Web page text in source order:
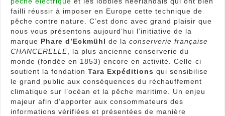
failli réussir à imposer en Europe cette technique de
pêche contre nature. C’est donc avec grand plaisir que
nous vous présentons aujourd’hui l’initiative de la
marque Phare d’Eckmühl de la conserverie française
CHANCERELLE , la plus ancienne conserverie du
monde (fondée en 1853) encore en activité. Celle-ci
soutient la fondation Tara Expéditions qui sensibilise
le grand public aux conséquences du réchauffement
climatique sur l’océan et la pêche maritime. Un enjeu
majeur afin d’apporter aux consommateurs des
informations vérifiées et présentées de manière